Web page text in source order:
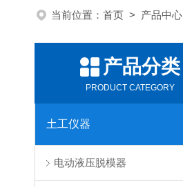
当前位置： 首页 > 产品中心
产品分类
PRODUCT CATEGORY
土工仪器
电动液压脱模器